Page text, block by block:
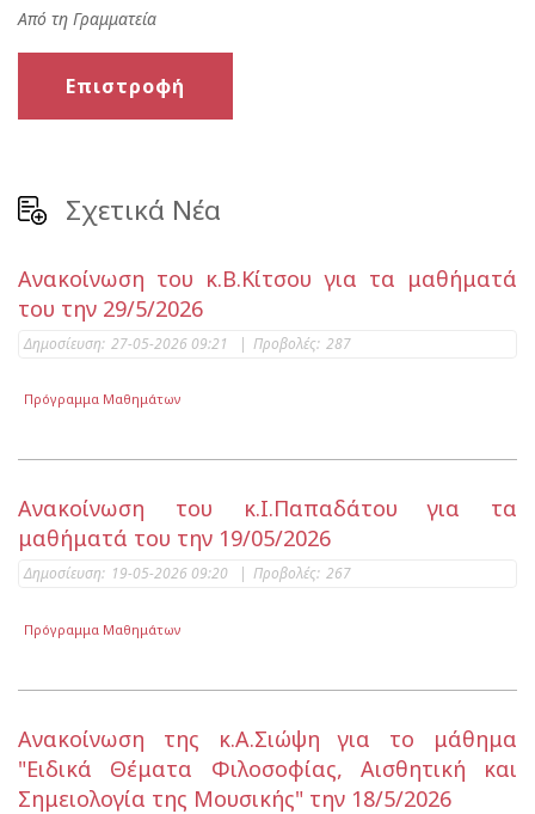
Από τη Γραμματεία
Επιστροφή
Σχετικά Νέα
Ανακοίνωση του κ.Β.Κίτσου για τα μαθήματά
του την 29/5/2026
Δημοσίευση: 27-05-2026 09:21 | Προβολές: 287
Πρόγραμμα Μαθημάτων
Ανακοίνωση του κ.Ι.Παπαδάτου για τα
μαθήματά του την 19/05/2026
Δημοσίευση: 19-05-2026 09:20 | Προβολές: 267
Πρόγραμμα Μαθημάτων
Ανακοίνωση της κ.Α.Σιώψη για το μάθημα
"Ειδικά Θέματα Φιλοσοφίας, Αισθητική και
Σημειολογία της Μουσικής" την 18/5/2026